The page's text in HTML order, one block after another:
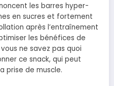
les barres hyper-
en sucres et fortement
après l’entraînement
les bénéfices de
ne savez pas quoi
ce snack, qui peut
prise de muscle.